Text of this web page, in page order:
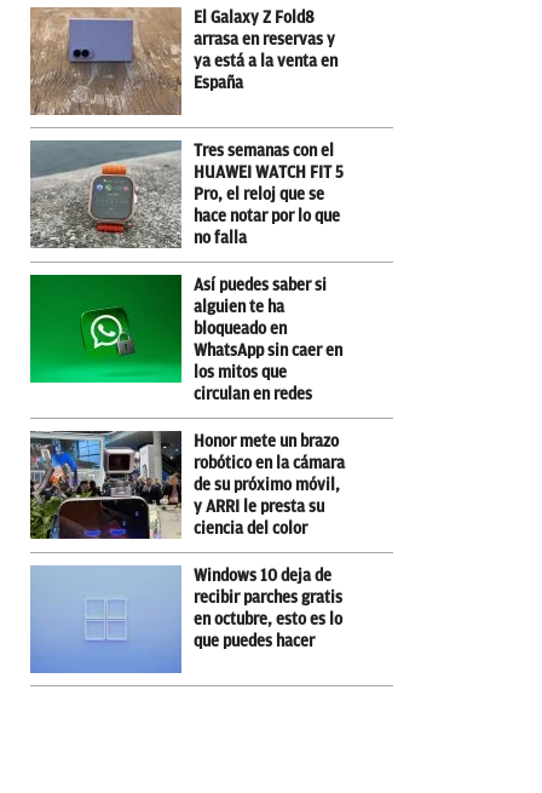
El Galaxy Z Fold8
arrasa en reservas y
ya está a la venta en
España
Tres semanas con el
HUAWEI WATCH FIT 5
Pro, el reloj que se
hace notar por lo que
no falla
Así puedes saber si
alguien te ha
bloqueado en
WhatsApp sin caer en
los mitos que
circulan en redes
Honor mete un brazo
robótico en la cámara
de su próximo móvil,
y ARRI le presta su
ciencia del color
Windows 10 deja de
recibir parches gratis
en octubre, esto es lo
que puedes hacer